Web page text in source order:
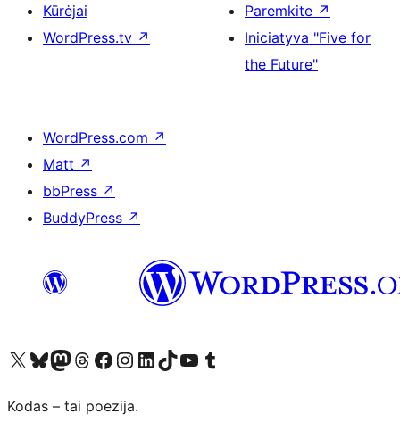
Kūrėjai
WordPress.tv ↗
Paremkite ↗
Iniciatyva "Five for
the Future"
WordPress.com ↗
Matt ↗
bbPress ↗
BuddyPress ↗
Visit our X (formerly Twitter) account
Apsilankykite mūsų Bluesky paskyroje
Visit our Mastodon account
Apsilankykite mūsų Threads paskyroje
Visit our Facebook page
Visit our Instagram account
Visit our LinkedIn account
Apsilankykite mūsų TikTok paskyroje
Visit our YouTube channel
Apsilankykite mūsų Tumblr paskyroje
Kodas – tai poezija.